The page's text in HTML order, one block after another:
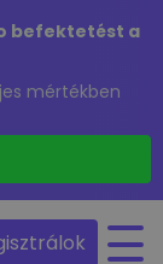
befektetést a
mértékben